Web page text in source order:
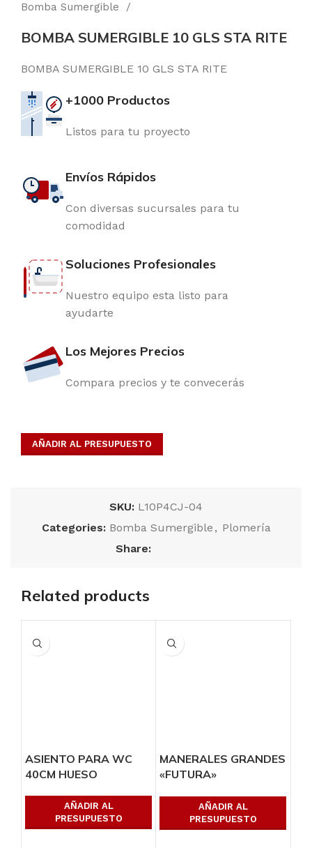
Bomba Sumergible
BOMBA SUMERGIBLE 10 GLS STA RITE
BOMBA SUMERGIBLE 10 GLS STA RITE
+1000 Productos
Listos para tu proyecto
Envíos Rápidos
Con diversas sucursales para tu
comodidad
Soluciones Profesionales
Nuestro equipo esta listo para
ayudarte
Los Mejores Precios
Compara precios y te convecerás
AÑADIR AL PRESUPUESTO
SKU: L10P4CJ-04
Categories: Bomba Sumergible , Plomería
Share:
Related products
ASIENTO PARA WC
40CM HUESO
AÑADIR AL
PRESUPUESTO
MANERALES GRANDES
«FUTURA»
AÑADIR AL
PRESUPUESTO